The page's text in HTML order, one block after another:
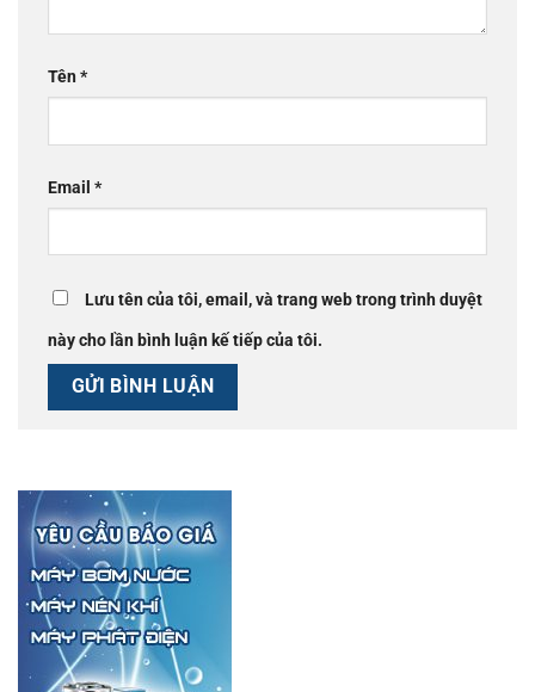
Tên*
Email *
Lưu tên của tôi, email, và trang web trong trình duyệt
này cho lần bình luận kế tiếp của tôi.